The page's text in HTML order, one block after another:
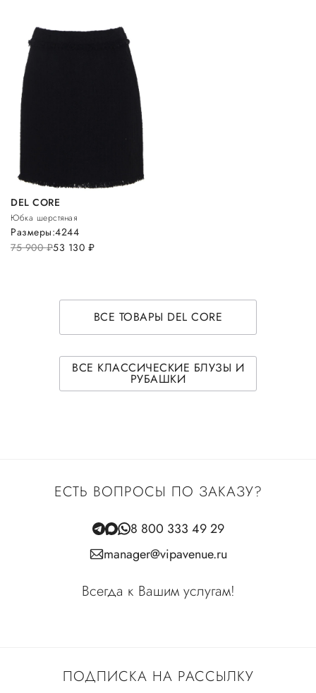
DEL CORE
Юбка шерстяная
75 900руб.53 130 руб.
Размеры:4244
ВСЕ ТОВАРЫ DEL CORE
ВСЕ КЛАССИЧЕСКИЕ БЛУЗЫ И
РУБАШКИ
ПОДПИСКА НА РАССЫЛКУ
ЕСТЬ ВОПРОСЫ ПО ЗАКАЗУ?
8 800 333 49 29
manager@vipavenue.ru
Всегда к Вашим услугам!